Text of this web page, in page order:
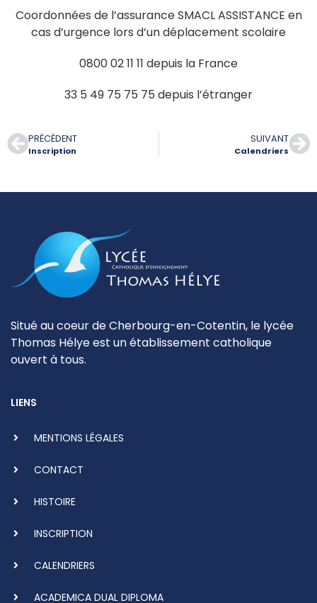
Coordonnées de l’assurance SMACL ASSISTANCE en
cas d’urgence lors d’un déplacement scolaire
0800 02 11 11 depuis la France
33 5 49 75 75 75 depuis l’étranger
PRÉCÉDENT
Inscription
SUIVANT
Calendriers
Situé au coeur de Cherbourg-en-Cotentin, le lycée
Thomas Hélye est un établissement catholique
ouvert à tous.
LIENS
MENTIONS LÉGALES
CONTACT
HISTOIRE
INSCRIPTION
CALENDRIERS
ACADEMICA DUAL DIPLOMA